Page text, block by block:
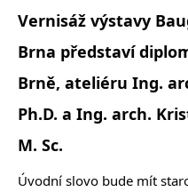
Vernisáž výstavy
Brna představí
Brně, ateliéru Ing.
Ph.D. a Ing. arch.
M. Sc.
Úvodní slovo bude mít